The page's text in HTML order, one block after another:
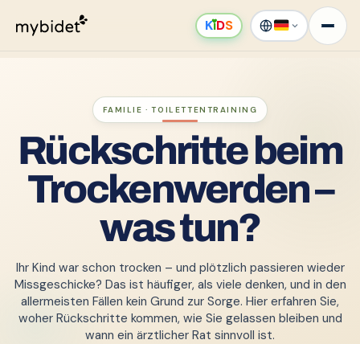
KıDS
FAMILIE · TOILETTENTRAINING
Rückschritte beim
Trockenwerden –
was tun?
Ihr Kind war schon trocken – und plötzlich passieren wieder
Missgeschicke? Das ist häufiger, als viele denken, und in den
allermeisten Fällen kein Grund zur Sorge. Hier erfahren Sie,
woher Rückschritte kommen, wie Sie gelassen bleiben und
wann ein ärztlicher Rat sinnvoll ist.